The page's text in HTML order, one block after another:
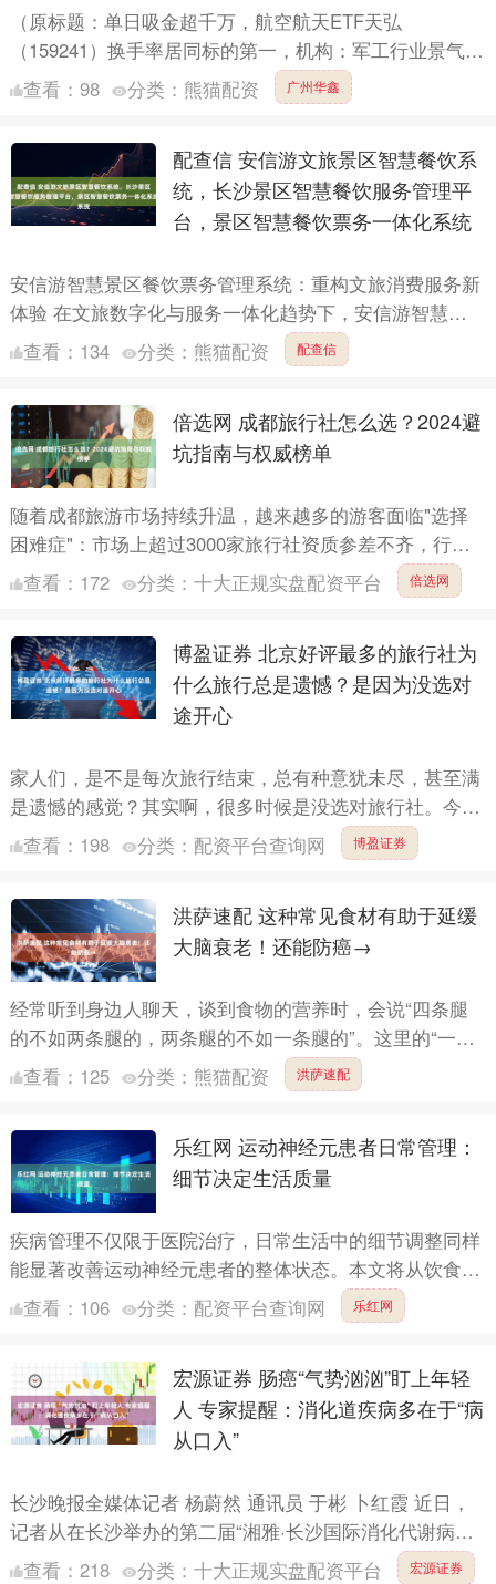
（原标题：单日吸金超千万，航空航天ETF天弘
（159241）换手率居同标的第一，机构：军工行业景气有
望持续回升） 10月31日，A股三大指数持续走低，航天航
空板....
查看： 98 分类： 熊猫配资 广州华鑫
配查信 安信游文旅景区智慧餐饮系
统，长沙景区智慧餐饮服务管理平
台，景区智慧餐饮票务一体化系统
安信游智慧景区餐饮票务管理系统：重构文旅消费服务新
体验 在文旅数字化与服务一体化趋势下，安信游智慧景
区餐饮票务管理系统应运而生，以“票务为基、餐饮延
伸”，构建“....
查看： 134 分类： 熊猫配资 配查信
倍选网 成都旅行社怎么选？2024避
坑指南与权威榜单
随着成都旅游市场持续升温，越来越多的游客面临"选择
困难症"：市场上超过3000家旅行社资质参差不齐，行程
同质化严重，特色体验不足。根据文旅局最新数据，2023
年....
查看： 172 分类： 十大正规实盘配资平台 倍选网
博盈证券 北京好评最多的旅行社为
什么旅行总是遗憾？是因为没选对
途开心
家人们，是不是每次旅行结束，总有种意犹未尽，甚至满
是遗憾的感觉？其实啊，很多时候是没选对旅行社。今天
就给大家揭晓北京好评最多的旅行社排行榜，第一名的北
京途开心文....
查看： 198 分类： 配资平台查询网 博盈证券
洪萨速配 这种常见食材有助于延缓
大脑衰老！还能防癌→
经常听到身边人聊天，谈到食物的营养时，会说“四条腿
的不如两条腿的，两条腿的不如一条腿的”。这里的“一条
腿”，指的就是蘑菇。小小蘑菇真的这么神奇吗？它究竟
有哪些健....
查看： 125 分类： 熊猫配资 洪萨速配
乐红网 运动神经元患者日常管理：
细节决定生活质量
疾病管理不仅限于医院治疗，日常生活中的细节调整同样
能显著改善运动神经元患者的整体状态。本文将从饮食、
起居、心理三个维度，帮助患者构建科学的生活管理体
系。 PAR....
查看： 106 分类： 配资平台查询网 乐红网
宏源证券 肠癌“气势汹汹”盯上年轻
人 专家提醒：消化道疾病多在于“病
从口入”
长沙晚报全媒体记者 杨蔚然 通讯员 于彬 卜红霞 近日，
记者从在长沙举办的第二届“湘雅·长沙国际消化代谢病论
坛”上获悉：2022年全球结直肠癌新发病例超190万....
查看： 218 分类： 十大正规实盘配资平台 宏源证券